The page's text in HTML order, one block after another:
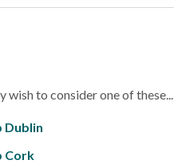
wish to consider one of these...
Dublin
Cork